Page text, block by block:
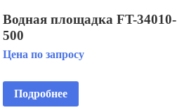
Водная площадка FT-34010-
500
Цена по запросу
Подробнее